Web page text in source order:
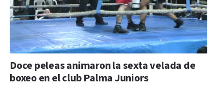
Doce peleas animaron la sexta velada de
boxeo en el club Palma Juniors